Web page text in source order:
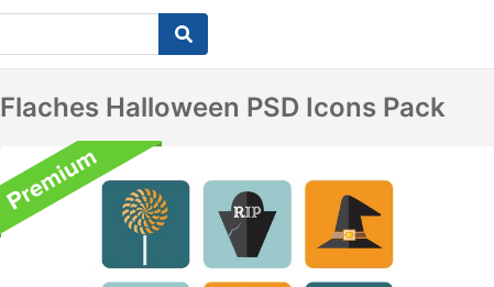
Flaches Halloween PSD Icons Pack